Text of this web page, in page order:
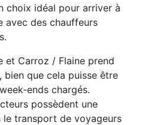
choix idéal pour arriver à
avec des chauffeurs
et Carroz / Flaine prend
bien que cela puisse être
ends chargés.
possèdent une
le transport de voyageurs